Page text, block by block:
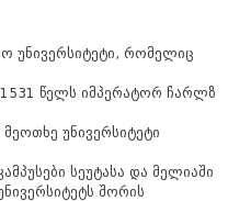
უნივერსიტეტი, რომელიც
1531 წელს იმპერატორ ჩარლზ
უნივერსიტეტი
სეუტასა და მელიაში
შორის